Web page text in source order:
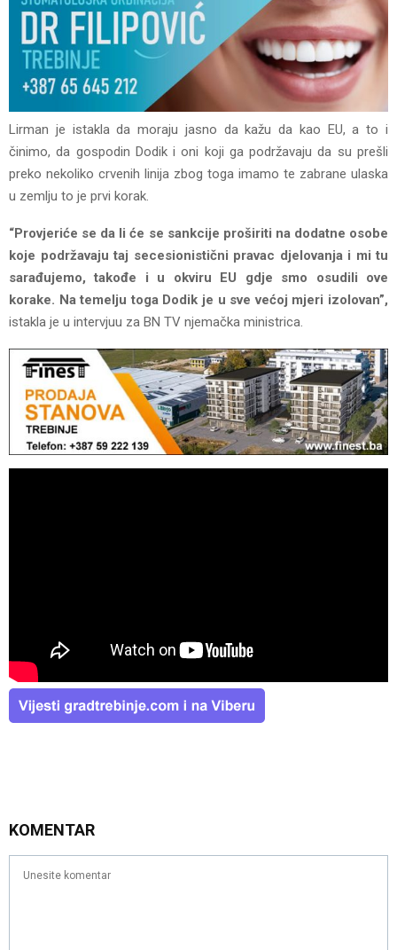
Lirman je istakla da moraju jasno da kažu da kao EU, a to i
činimo, da gospodin Dodik i oni koji ga podržavaju da su prešli
preko nekoliko crvenih linija zbog toga imamo te zabrane ulaska
u zemlju to je prvi korak.
“Provjeriće se da li će se sankcije proširiti na dodatne osobe
koje podržavaju taj secesionistični pravac djelovanja i mi tu
sarađujemo, takođe i u okviru EU gdje smo osudili ove
korake. Na temelju toga Dodik je u sve većoj mjeri izolovan”,
istakla je u intervjuu za BN TV njemačka ministrica.
KOMENTAR